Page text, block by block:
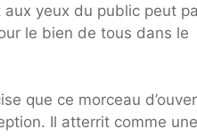
aux yeux du public peut
le bien de tous dans le
que ce morceau
Il atterrit comme une